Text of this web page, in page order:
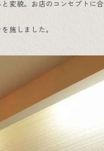
変貌。お店のコンセプトに
施しました。